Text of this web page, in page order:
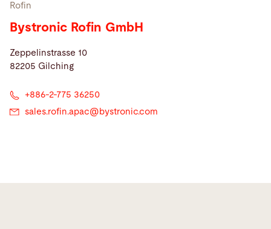
Rofin
Bystronic Rofin GmbH
Zeppelinstrasse 10
82205 Gilching
+886-2-775 36250
sales.rofin.apac@ bystronic.com